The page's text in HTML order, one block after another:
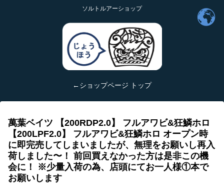
ソルトルアーショップ
←ショップページ トップ
萬葉ベイツ 【200RDP2.0】 フルアワビ&狂鱗ホロ
【200LPF2.0】 フルアワビ&狂鱗ホロ オープン時
に即完売してしまいましたが、無理をお願いし再入
荷しました〜！ 前回買えなかった方は是非この機
会に！ ※少量入荷の為、店頭にてお一人様①本で
お願いします‍